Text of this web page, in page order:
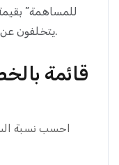
يتخلفون عن الهدف قبل أن يبدأوا باللعب الفعلي.
قائمة
احسب نسبة